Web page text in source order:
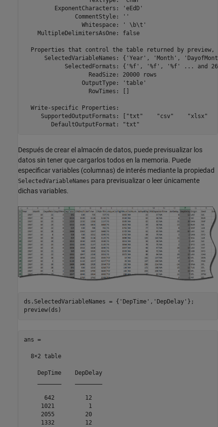
         ExponentCharacters: 'eEdD'
               CommentStyle: ''
                 Whitespace: ' \b\t'
    MultipleDelimitersAsOne: false
Properties that control the table returned by preview,
SelectedVariableNames: {'Year', 'Month',
SelectedFormats: {'%f', '%f', '%f' ... and
                   ReadSize: 20000 rows
                 OutputType: 'table'
                   RowTimes: []
  Write-specific Properties:
SupportedOutputFormats: ["txt"    "csv"    "xlsx"
        DefaultOutputFormat: "txt"
Después de crear el almacén de datos, puede previsualizar los
datos sin tener que cargarlos todos en la memoria. Puede
especificar variables (columnas) de interés mediante la propiedad
SelectedVariableNames para previsualizar o leer únicamente
dichas variables.
ds.SelectedVariableNames = { 'DepTime' , 'DepDelay' };
preview(ds)
ans =
  8×2 table
    DepTime    DepDelay
      642         12
     1021          1
     2055         20
     1332         12